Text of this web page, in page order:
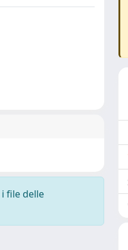
file delle